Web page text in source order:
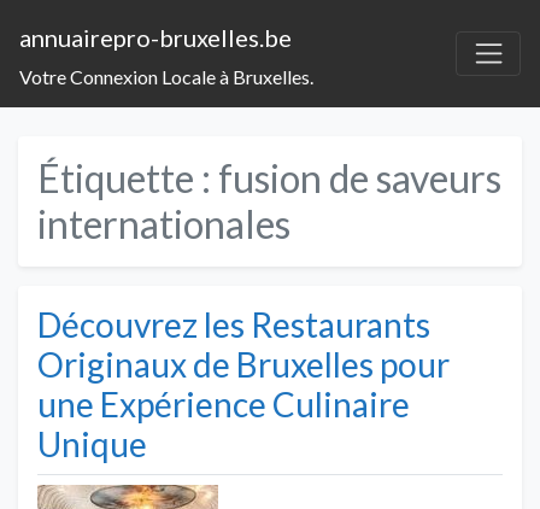
annuairepro-bruxelles.be
Votre Connexion Locale à Bruxelles.
Étiquette : fusion de saveurs
internationales
Découvrez les Restaurants
Originaux de Bruxelles pour
une Expérience Culinaire
Unique